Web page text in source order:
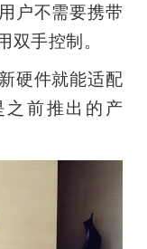
户不需要携带
手控制。
硬件就能适配
之前推出的产